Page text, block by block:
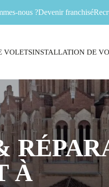
nous ?Devenir franchisé
VOLETSINSTALLATION DE
À